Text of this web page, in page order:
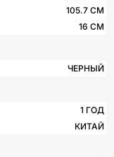
105.7 СМ
16 СМ
ЧЕРНЫЙ
1 ГОД
КИТАЙ